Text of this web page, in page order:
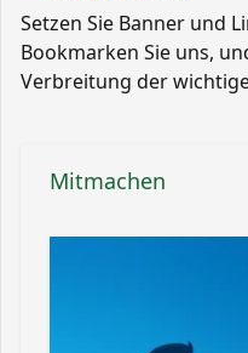
Setzen Sie Banner und
Bookmarken Sie uns,
Verbreitung der
Mitmachen